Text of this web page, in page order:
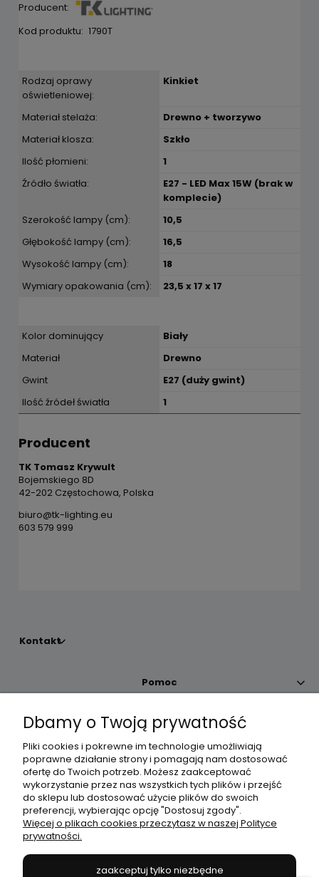
Producent:
Kod produktu: 1790T
Rodzaj oprawy
oświetleniowej:
Kinkiet
Materiał stelaża:
Drewno + tworzywo
Materiał klosza:
Szkło
Ilość płomieni:
1
Źródło światła:
E27 - LED Max 15W (brak w
komplecie)
Szerokość lampy (cm):
10,5
Głębokość lampy (cm):
16,5
Wysokość lampy (cm):
18
Wymiary opakowania (cm):
23,5 x 17 x 17
Kolor dominujący
Biały
Materiał
Drewno
Gwint
E27 (duży gwint)
Ilość źródeł światła
1
Producent
TK Tomasz Krywult
Bojemskiego 8D
42-202 Częstochowa, Polska
biuro@tk-lighting.eu
603 579 999
Kontakt
Pomoc
Moje konto
Płatności i dostawa
Informacje
Dbamy o Twoją prywatność
Pliki cookies i pokrewne im technologie umożliwiają
poprawne działanie strony i pomagają nam dostosować
ofertę do Twoich potrzeb. Możesz zaakceptować
wykorzystanie przez nas wszystkich tych plików i przejść
do sklepu lub dostosować użycie plików do swoich
preferencji, wybierając opcję "Dostosuj zgody".
Więcej o plikach cookies przeczytasz w naszej Polityce
prywatności.
zaakceptuj tylko niezbędne